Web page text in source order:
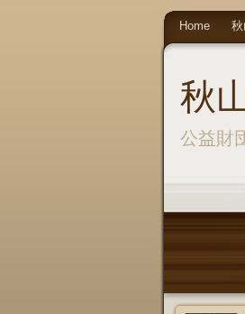
秋
公益財
Home